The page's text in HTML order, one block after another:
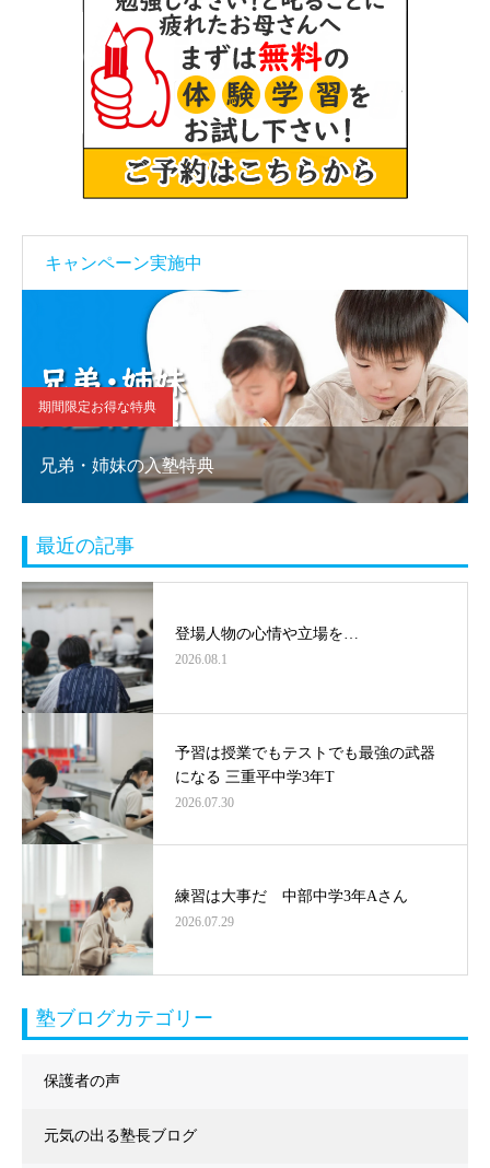
キャンペーン実施中
期間限定お得な特典
兄弟・姉妹の入塾特典
最近の記事
登場人物の心情や立場を…
2026.08.1
予習は授業でもテストでも最強の武器
になる 三重平中学3年T
2026.07.30
練習は大事だ 中部中学3年Aさん
2026.07.29
塾ブログカテゴリー
保護者の声
元気の出る塾長ブログ